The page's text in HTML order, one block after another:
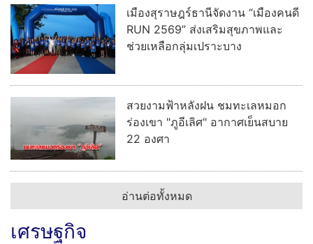
เมืองสุราษฎร์ธานีจัดงาน “เมืองคนดี
RUN 2569” ส่งเสริมสุขภาพและ
ช่วยเหลือกลุ่มเปราะบาง
สวยงามฟ้าหลังฝน ชมทะเลหมอก
ร่องเขา "ภูอีเลิศ" อากาศเย็นสบาย
22 องศา
อ่านต่อทั้งหมด
เศรษฐกิจ